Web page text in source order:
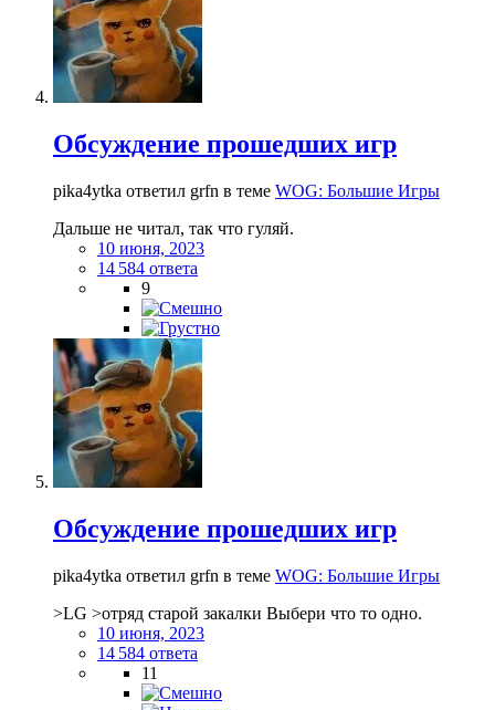
Обсуждение прошедших игр
pika4ytka ответил grfn в теме WOG: Большие Игры
Дальше не читал, так что гуляй.
10 июня, 2023
14 584 ответа
9
Обсуждение прошедших игр
pika4ytka ответил grfn в теме WOG: Большие Игры
>LG >отряд старой закалки Выбери что то одно.
10 июня, 2023
14 584 ответа
11